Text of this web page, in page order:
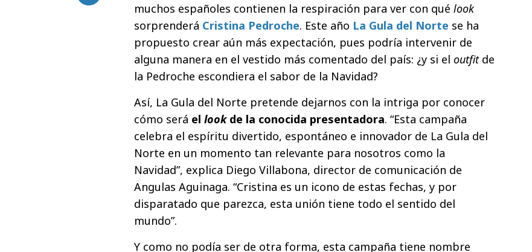
muchos españoles contienen la respiración para ver con qué look
sorprenderá Cristina Pedroche. Este año La Gula del Norte se ha
propuesto crear aún más expectación, pues podría intervenir de
alguna manera en el vestido más comentado del país: ¿y si el outfitde
la Pedroche escondiera el sabor de la Navidad?
Así, La Gula del Norte pretende dejarnos con la intriga por conocer
cómo será el lookde la conocida presentadora. “Esta campaña
celebra el espíritu divertido, espontáneo e innovador de La Gula del
Norte en un momento tan relevante para nosotros como la
Navidad”, explica Diego Villabona, director de comunicación de
Angulas Aguinaga. “Cristina es un icono de estas fechas, y por
disparatado que parezca, esta unión tiene todo el sentido del
mundo”.
Y como no podía ser de otra forma, esta campaña tiene nombre